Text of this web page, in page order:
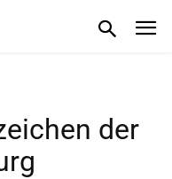
der